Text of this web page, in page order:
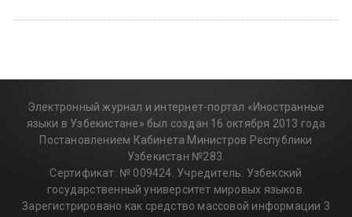
Электронный журнал и интернет-портал «Иностранные
языки в Узбекистане» был создан 16 октября 2013 года
Постановлением Кабинета Министров Республики
Узбекистан №283.
Сертификат: № 009424. Учредитель: Узбекский
государственный университет мировых языков.
Зарегистрировано как средство массовой информации 3